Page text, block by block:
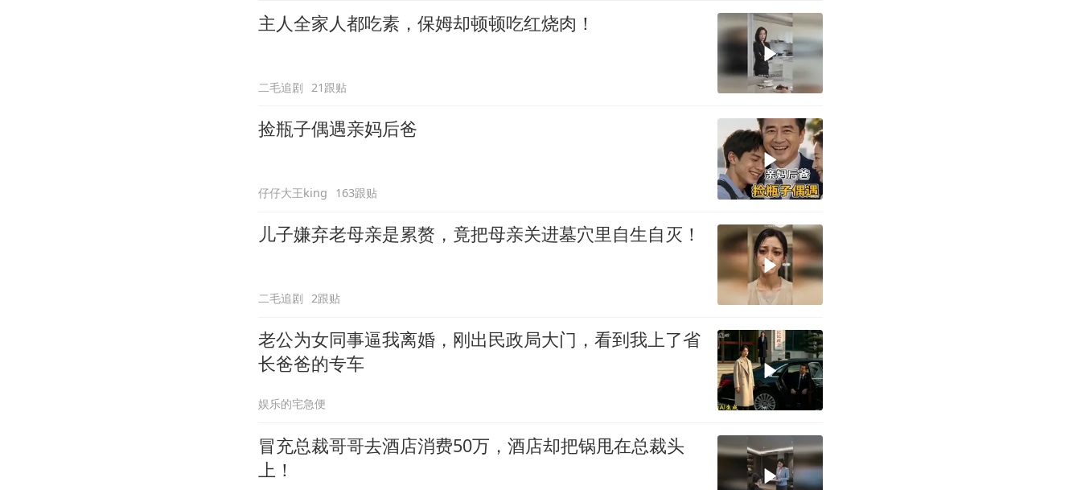
主人全家人都吃素，保姆却顿顿吃红烧肉！
二毛追剧 21跟贴
捡瓶子偶遇亲妈后爸
仔仔大王king 163跟贴
儿子嫌弃老母亲是累赘，竟把母亲关进墓穴里自生自灭！
二毛追剧 2跟贴
老公为女同事逼我离婚，刚出民政局大门，看到我上了省
长爸爸的专车
娱乐的宅急便
冒充总裁哥哥去酒店消费50万，酒店却把锅甩在总裁头
上！